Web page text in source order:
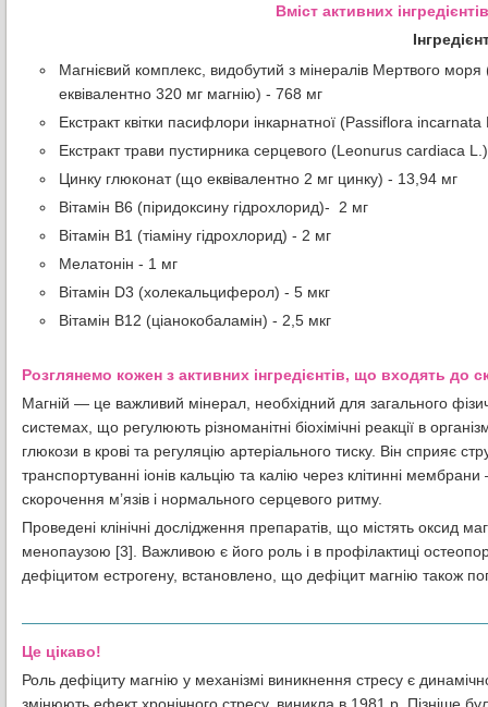
Вміст активних
Магнієвий комплекс, видобутий з мінералів Мертвого
еквівалентно 320 мг магнію) - 768 мг
Екстракт квітки пасифлори інкарнатної (Passiflora
Екстракт трави пустирника серцевого (Leonurus cardiaca
Цинку глюконат (що еквівалентно 2 мг цинку) - 13,94 мг
Вітамін B6 (піридоксину гідрохлорид)- 2 мг
Вітамін B1 (тіаміну гідрохлорид) - 2 мг
Мелатонін - 1 мг
Вітамін D3 (холекальциферол) - 5 мкг
Вітамін B12 (ціанокобаламін) - 2,5 мкг
Розглянемо кожен з активних інгредієнтів, що входять
Магній — це важливий мінерал, необхідний для загального
системах, що регулюють різноманітні біохімічні реакції в
глюкози в крові та регуляцію артеріального тиску. Він сприяє
транспортуванні іонів кальцію та калію через клітинні
скорочення м’язів і нормального серцевого ритму.
Проведені клінічні дослідження препаратів, що містять оксид
менопаузою [3]. Важливою є його роль і в профілактиці
дефіцитом естрогену, встановлено, що дефіцит магнію також
Це цікаво!
Роль дефіциту магнію у механізмі виникнення стресу є